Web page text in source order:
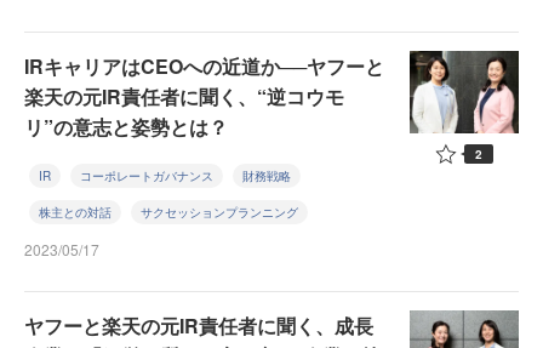
IRキャリアはCEOへの近道か──ヤフーと
楽天の元IR責任者に聞く、“逆コウモ
リ”の意志と姿勢とは？
IR コーポレートガバナンス 財務戦略
株主との対話 サクセッションプランニング
2023/05/17
2
ヤフーと楽天の元IR責任者に聞く、成長